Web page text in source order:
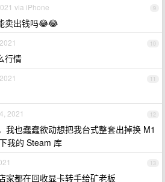
9
via iPhone
卖出钱吗😂😂
10
行情
11
12
2021
我也蠢蠢欲动想把我台式整套出掉换 M1
我的 Steam 库
13
家都在回收显卡转手给矿老板